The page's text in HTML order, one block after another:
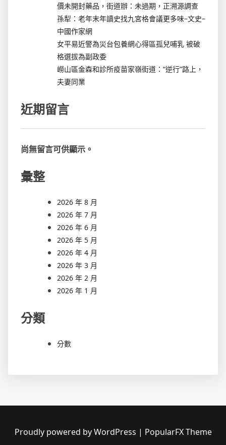
價未開封藥品，街道辦：未過期，正溯源調查
孫犁：老年末年讀史找九宮格會議更多味–文史–
中國作家網
女平易近警為災台包養網心得區孤兒哺乳 被破
格選拔為副政委
嶗山區金森和診所疫苗家嶺街道：“逆行”路上，
夫妻同業
近期留言
尚無留言可供顯示。
彙整
2026 年 8 月
2026 年 7 月
2026 年 6 月
2026 年 5 月
2026 年 4 月
2026 年 3 月
2026 年 2 月
2026 年 1 月
分類
分數
Proudly powered by WordPress | PopularFX Theme